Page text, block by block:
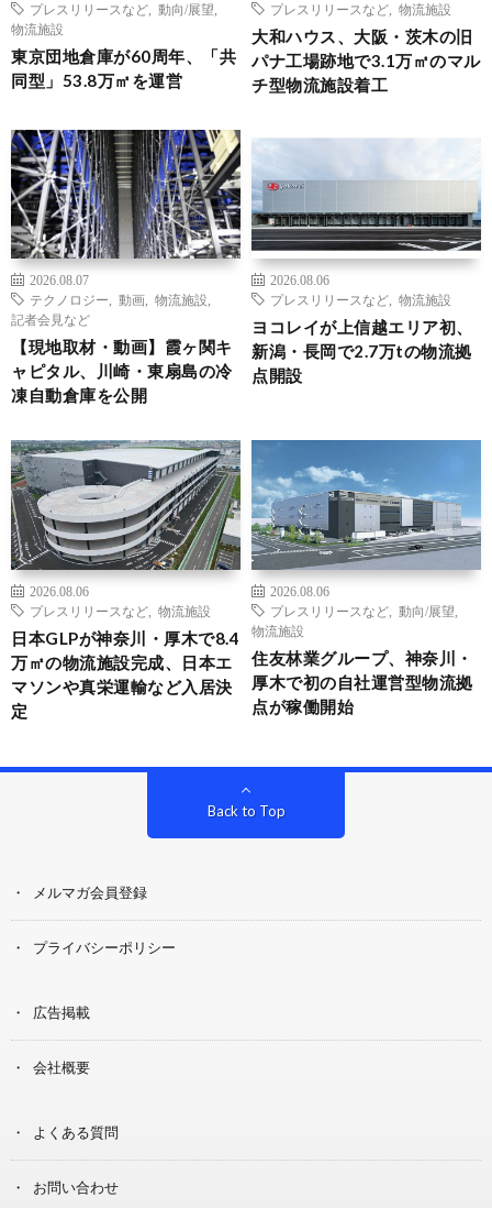
プレスリリースなど
動向/展望
物流施設
東京団地倉庫が60周年、「共
同型」53.8万㎡を運営
プレスリリースなど
物流施設
大和ハウス、大阪・茨木の旧
パナ工場跡地で3.1万㎡のマル
チ型物流施設着工
2026.08.07
テクノロジー
動画 物流施設
記者会見など
【現地取材・動画】霞ヶ関キ
ャピタル、川崎・東扇島の冷
凍自動倉庫を公開
2026.08.06
プレスリリースなど
物流施設
ヨコレイが上信越エリア初、
新潟・長岡で2.7万tの物流拠
点開設
2026.08.06
プレスリリースなど
物流施設
日本GLPが神奈川・厚木で8.4
万㎡の物流施設完成、日本エ
マソンや真栄運輸など入居決
定
2026.08.06
プレスリリースなど
動向/展望
物流施設
住友林業グループ、神奈川・
厚木で初の自社運営型物流拠
点が稼働開始
Back to Top
メルマガ会員登録
プライバシーポリシー
広告掲載
会社概要
よくある質問
お問い合わせ